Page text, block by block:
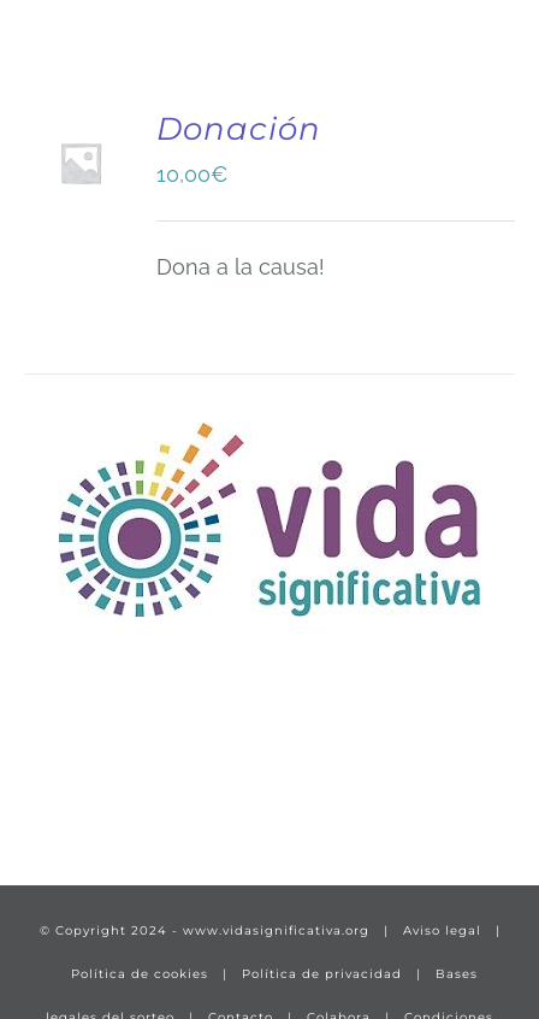
AL
CARRITO
Donación
10,00€
Dona a la causa!
© Copyright 2024 - www.vidasignificativa.org | Aviso legal |
Política de cookies | Política de privacidad | Bases